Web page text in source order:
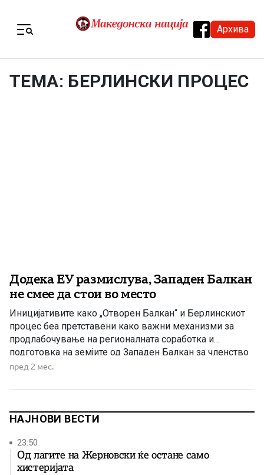
Архива
ТЕМА: БЕРЛИНСКИ ПРОЦЕС
Додека ЕУ размислува, Западен Балкан
не смее да стои во место
Иницијативите како „Отворен Балкан“ и Берлинскиот
процес беа претставени како важни механизми за
продлабочување на регионалната соработка и
подготовка на земјите од Западен Балкан за членство
во Европската Унија. Но, и покрај бројните средби,
под очекувањата. Дел од договореното никогаш не
несогласувања и недоволната […]
пред 2 мес.
НАЈНОВИ ВЕСТИ
23:50
Од лагите на Жерновски ќе остане само
хистеријата